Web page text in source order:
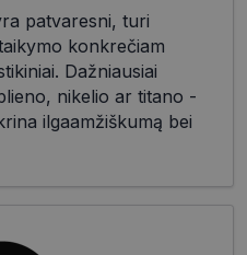
patvaresni, turi
konkrečiam
Dažniausiai
nikelio ar titano -
ilgaamžiškumą bei